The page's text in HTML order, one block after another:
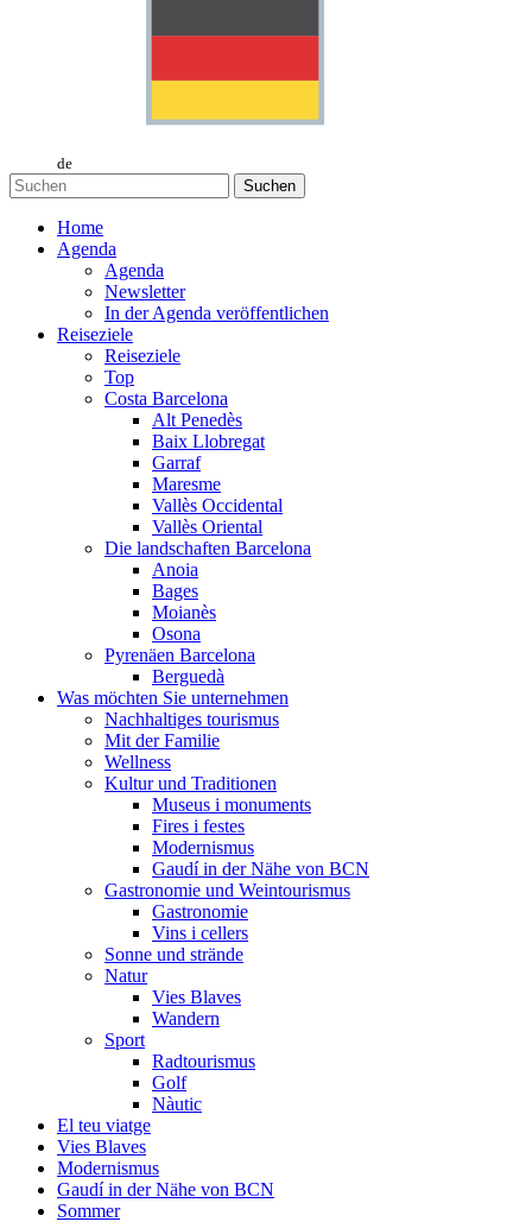
de
Suchen
Home
Agenda
Agenda
Newsletter
In der Agenda veröffentlichen
Reiseziele
Reiseziele
Top
Costa Barcelona
Alt Penedès
Baix Llobregat
Garraf
Maresme
Vallès Occidental
Vallès Oriental
Die landschaften Barcelona
Anoia
Bages
Moianès
Osona
Pyrenäen Barcelona
Berguedà
Was möchten Sie unternehmen
Nachhaltiges tourismus
Mit der Familie
Wellness
Kultur und Traditionen
Museus i monuments
Fires i festes
Modernismus
Gaudí in der Nähe von BCN
Gastronomie und Weintourismus
Gastronomie
Vins i cellers
Sonne und strände
Natur
Vies Blaves
Wandern
Sport
Radtourismus
Golf
Nàutic
El teu viatge
Vies Blaves
Modernismus
Gaudí in der Nähe von BCN
Sommer